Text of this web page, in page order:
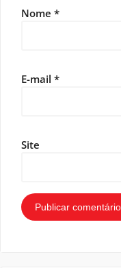
Nome *
E-mail *
Site